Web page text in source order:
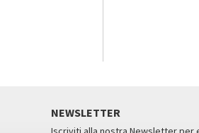
NEWSLETTER